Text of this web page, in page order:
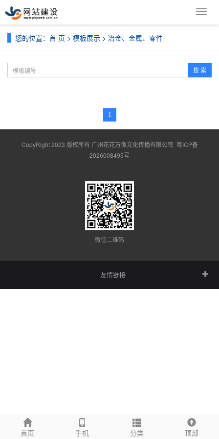
导
您的位置： 首 页 > 模板展示 > 冶金、金属、零件
搜 索
1
首页 手机 分类 顶部
CopyRight 2023 版权所有 广州花花万像文化传播有限公司 粤ICP备
2026008495号
微信二维码
友情链接